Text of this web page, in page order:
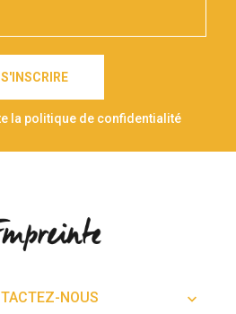
S'INSCRIRE
la politique de confidentialité
NOUS 